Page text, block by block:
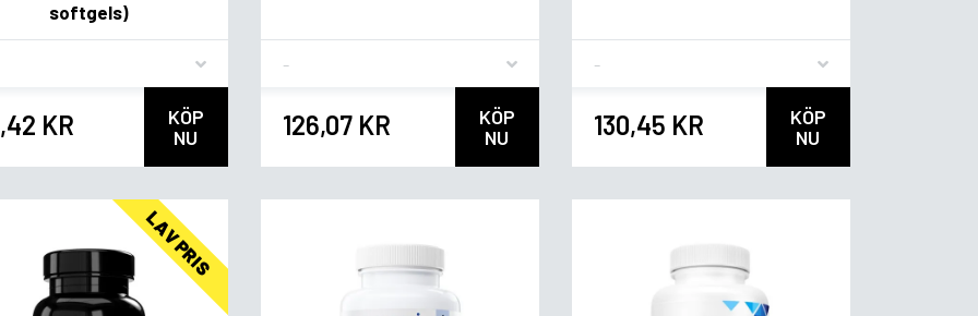
softgels)
KR
KÖP
NU
126,07 KR
KÖP
NU
130,45 KR
KÖP
NU
LAV PRIS